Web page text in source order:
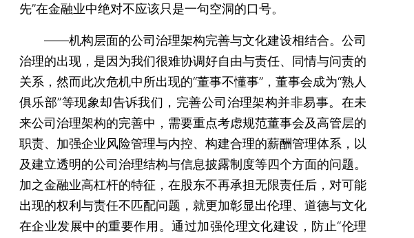
先”在金融业中绝对不应该只是一句空洞的口号。
——机构层面的公司治理架构完善与文化建设相结合。公司
治理的出现，是因为我们很难协调好自由与责任、同情与问责的
关系，然而此次危机中所出现的“董事不懂事”，董事会成为“熟人
俱乐部”等现象却告诉我们，完善公司治理架构并非易事。在未
来公司治理架构的完善中，需要重点考虑规范董事会及高管层的
职责、加强企业风险管理与内控、构建合理的薪酬管理体系，以
及建立透明的公司治理结构与信息披露制度等四个方面的问题。
加之金融业高杠杆的特征，在股东不再承担无限责任后，对可能
出现的权利与责任不匹配问题，就更加彰显出伦理、道德与文化
在企业发展中的重要作用。通过加强伦理文化建设，防止“伦理